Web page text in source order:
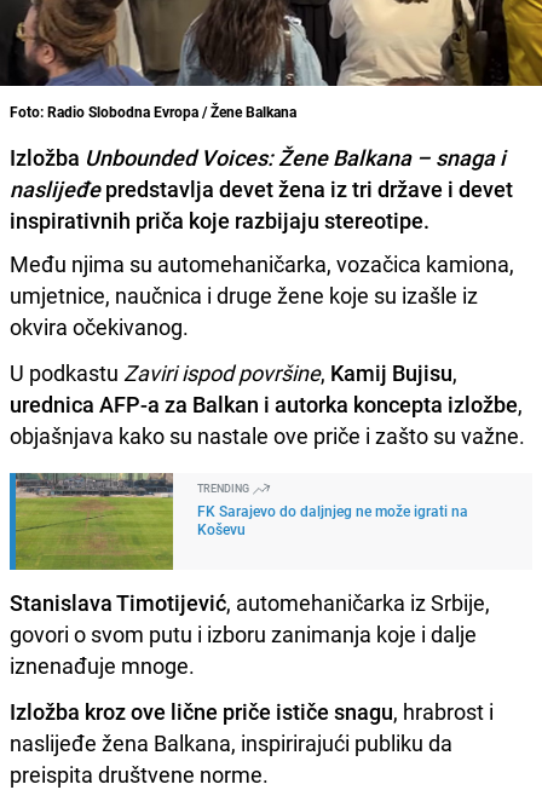
Foto: Radio Slobodna Evropa / Žene Balkana
Izložba Unbounded Voices: Žene Balkana – snaga i
naslijeđepredstavlja devet žena iz tri države i devet
inspirativnih priča koje razbijaju stereotipe.
Među njima su automehaničarka, vozačica kamiona,
umjetnice, naučnica i druge žene koje su izašle iz
okvira očekivanog.
U podkastu Zaviri ispod površine, Kamij Bujisu,
urednica AFP-a za Balkan i autorka koncepta izložbe,
objašnjava kako su nastale ove priče i zašto su važne.
TRENDING
FK Sarajevo do daljnjeg ne može igrati na
Koševu
Stanislava Timotijević, automehaničarka iz Srbije,
govori o svom putu i izboru zanimanja koje i dalje
iznenađuje mnoge.
Izložba kroz ove lične priče ističe snagu, hrabrost i
naslijeđe žena Balkana, inspirirajući publiku da
preispita društvene norme.